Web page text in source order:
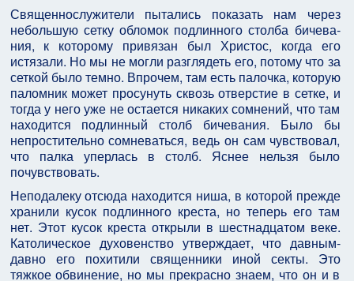
Священнослужители пытались показать нам через
небольшую сетку обломок подлинного столба бичева­
ния, к которому привязан был Христос, когда его
истязали. Но мы не могли разглядеть его, потому что за
сеткой было темно. Впрочем, там есть палочка, которую
паломник может просунуть сквозь отверстие в сетке, и
тогда у него уже не остается никаких сомне­ний, что там
находится подлинный столб бичевания. Было бы
непростительно сомневаться, ведь он сам чувствовал,
что палка уперлась в столб. Яснее нельзя было
почувствовать.
Неподалеку отсюда находится ниша, в которой прежде
хранили кусок подлинного креста, но теперь его там
нет. Этот кусок креста открыли в шестнадца­том веке.
Католическое духовенство утверждает, что давным-
давно его похитили священники иной секты. Это
тяжкое обвинение, но мы прекрасно знаем, что он и в